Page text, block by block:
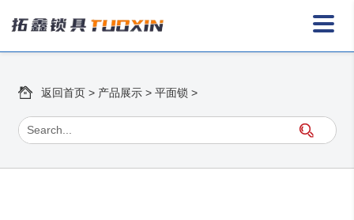
返回首页 > 产品展示 >平面锁 >